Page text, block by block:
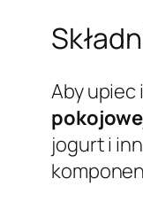
Aby
jogurt i